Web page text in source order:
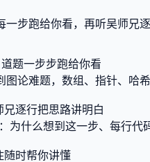
一步跑给你看，再听吴师兄
道题一步步跑给你看
图论难题，数组、指针、哈
兄逐行把思路讲明白
为什么想到这一步、每行代
随时帮你讲懂